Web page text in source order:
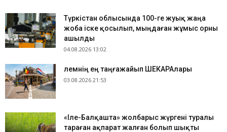
Түркістан облысында 100-ге жуық жаңа
жоба іске қосылып, мыңдаған жұмыс орны
ашылды
04.08.2026 13:02
​Әлемнің ең таңғажайып ШЕКАРАлары
03.08.2026 21:53
«Іле-Балқашта» жолбарыс жүргені туралы
тараған ақпарат жалған болып шықты